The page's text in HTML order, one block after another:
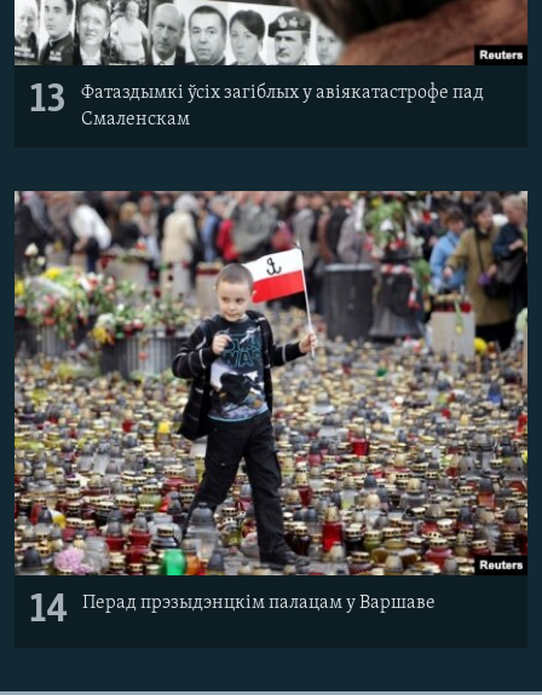
13
Фатаздымкі ўсіх загіблых у авіякатастрофе пад
Смаленскам
14 Перад прэзыдэнцкім палацам у Варшаве